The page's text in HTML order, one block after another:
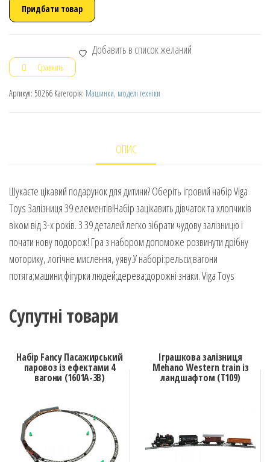
Придбати товар
Добавить в список желаний
Сравнить
Артикул: 50266 Категорія: Машинки, моделі техніки
ОПИС
Шукаєте цікавий подарунок для дитини? Оберіть ігровий набір Viga
Toys Залізниця 39 елементів!Набір зацікавить дівчаток та хлопчиків
віком від 3-х років. З 39 деталей легко зібрати чудову залізницю і
почати нову подорож! Гра з набором допоможе розвинути дрібну
моторику, логічне мислення, уяву.У наборі:рельси;вагони
потяга;машини;фігурки людей;дерева;дорожні знаки. Viga Toys
Супутні товари
Набір Fancy Пасажирський
паровоз із ефектами 4
вагони (1601A-3B)
Іграшкова залізниця
Mehano Western train із
ландшафтом (T109)